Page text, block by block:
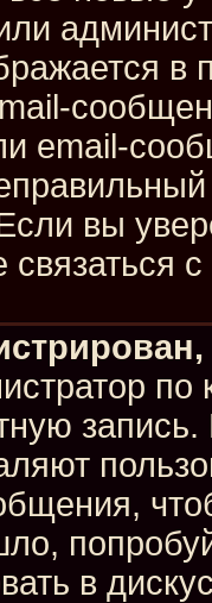
в
email-
вы
связаться
по
в